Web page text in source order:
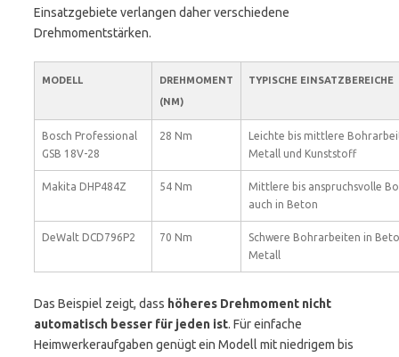
Einsatzgebiete verlangen daher verschiedene
Drehmomentstärken.
MODELL
DREHMOMENT
(NM)
TYPISCHE EINSATZBEREICHE
Bosch Professional
GSB 18V-28
28 Nm
Leichte bis mittlere
Metall und Kunststoff
Makita DHP484Z 54 Nm
Mittlere bis anspruchsvolle
auch in Beton
DeWalt DCD796P2 70 Nm
Schwere Bohrarbeiten in
Metall
Das Beispiel zeigt, dass höheres Drehmoment nicht
automatisch besser für jeden ist. Für einfache
Heimwerkeraufgaben genügt ein Modell mit niedrigem bis